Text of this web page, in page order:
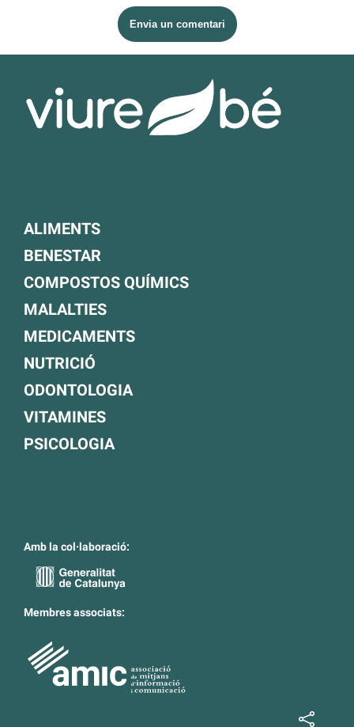
ALIMENTS
BENESTAR
COMPOSTOS QUÍMICS
MALALTIES
MEDICAMENTS
NUTRICIÓ
ODONTOLOGIA
VITAMINES
PSICOLOGIA
Amb la col·laboració:
Membres associats: